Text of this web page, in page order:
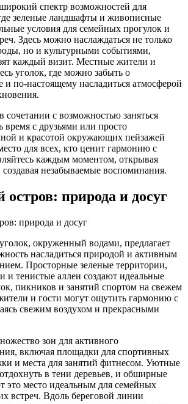
спектр возможностей для
зеленые ландшафты и живописные
условия для семейных прогулок и
Здесь можно наслаждаться не только
но и культурными событиями,
каждый визит. Местные жители и
уголок, где можно забыть о
и по-настоящему насладиться атмосферой
с возможностью заняться
время с друзьями или просто
и красотой окружающих пейзажей
для всех, кто ценит гармонию с
каждым моментом, открывая
незабываемые воспоминания.
остров: природа и досуг
окруженный водами, предлагает
насладиться природой и активным
Просторные зеленые территории,
и тенистые аллеи создают идеальные
пикников и занятий спортом на свежем
и гости могут ощутить гармонию с
свежим воздухом и прекрасными
зон для активного
включая площадки для спортивных
и места для занятий фитнесом. Уютные
в тени деревьев, и обширные
это место идеальным для семейных
встреч. Вдоль береговой линии